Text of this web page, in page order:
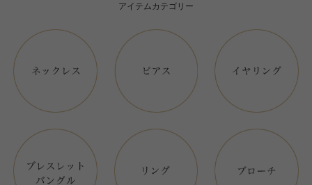
アイテムカテゴリー